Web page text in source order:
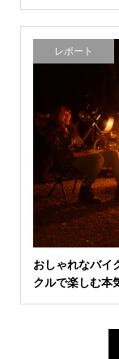
レポート
おしゃれなバイ
クルで楽しむ本